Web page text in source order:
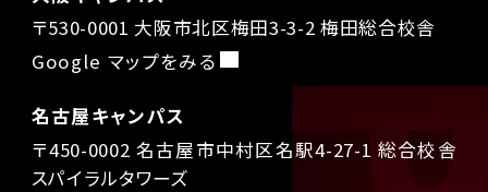
〒530-0001 大阪市北区梅田3-3-2 梅田総合校舎
Google マップをみる
名古屋キャンパス
〒450-0002 名古屋市中村区名駅4-27-1 総合校舎
スパイラルタワーズ